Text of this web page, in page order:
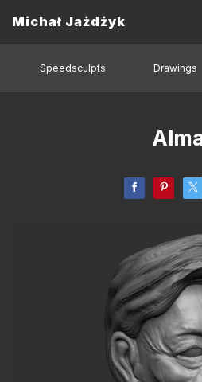
Michał Jażdżyk
Speedsculpts Drawings